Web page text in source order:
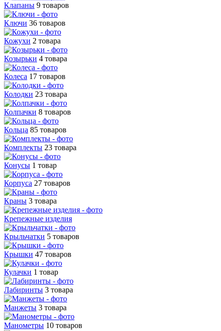
Клапаны 9 товаров
Ключи 36 товаров
Кожухи 2 товара
Козырьки 4 товара
Колеса 17 товаров
Колодки 23 товара
Колпачки 8 товаров
Кольца 85 товаров
Комплекты 23 товара
Конусы 1 товар
Корпуса 27 товаров
Краны 3 товара
Крепежные изделия
Крыльчатки 5 товаров
Крышки 47 товаров
Кулачки 1 товар
Лабиринты 3 товара
Манжеты 3 товара
Манометры 10 товаров